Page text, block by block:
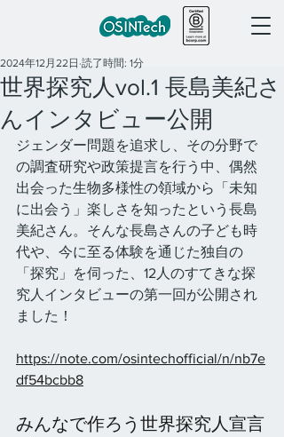
世界探究人vol.1 長島美紀さ
んインタビュー公開
2024年12月22日 読了時間: 1分
ジェンダー問題を追求し、その分野で
の調査研究や政策提言を行う中、偶然
出会った生物多様性の領域から「未知
に出会う」楽しさを知ったという長島
美紀さん。そんな長島さんの子ども時
代や、今に至る体験を通じた独自の
「探究」を伺った、12人のすてきな探
究人インタビューの第一回が公開され
ました！
https://note.com/osintechofficial/n/nb7e
df54bcbb8
みんなで作ろう世界探究人宣言